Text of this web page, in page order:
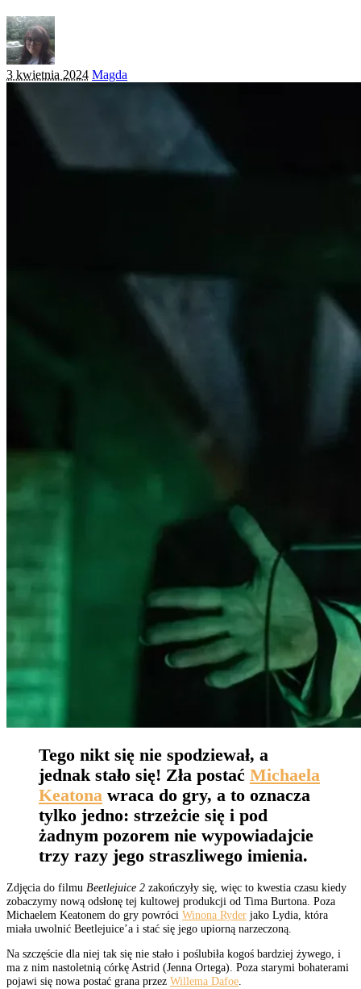
3 kwietnia 2024 Posted
Magda
Tego nikt się nie spodziewał, a
jednak stało się! Zła postać Michaela
Keatona wraca do gry, a to oznacza
tylko jedno: strzeżcie się i pod
żadnym pozorem nie wypowiadajcie
trzy razy jego straszliwego imienia.
Zdjęcia do filmu Beetlejuice 2 zakończyły się, więc to kwestia czasu kiedy
zobaczymy nową odsłonę tej kultowej produkcji od Tima Burtona. Poza
Michaelem Keatonem do gry powróci Winona Ryder jako Lydia, która
miała uwolnić Beetlejuice’a i stać się jego upiorną narzeczoną.
Na szczęście dla niej tak się nie stało i poślubiła kogoś bardziej żywego, i
ma z nim nastoletnią córkę Astrid (Jenna Ortega). Poza starymi bohaterami
pojawi się nowa postać grana przez Willema Dafoe